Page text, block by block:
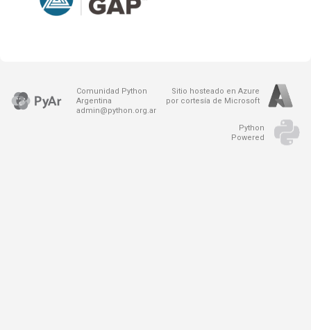
Comunidad Python
Argentina
admin@python.org.ar
Sitio hosteado en Azure
por cortesía de Microsoft
Python
Powered